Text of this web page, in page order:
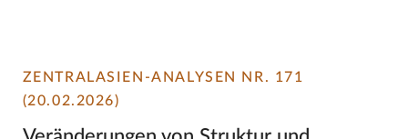
ZENTRALASIEN-ANALYSEN NR. 171
(20.02.2026)